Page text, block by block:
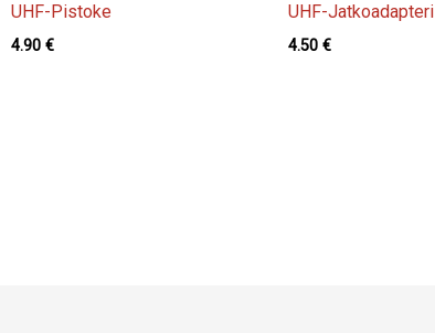
UHF-Pistoke
4.90 €
UHF-Jatkoadapteri
4.50€